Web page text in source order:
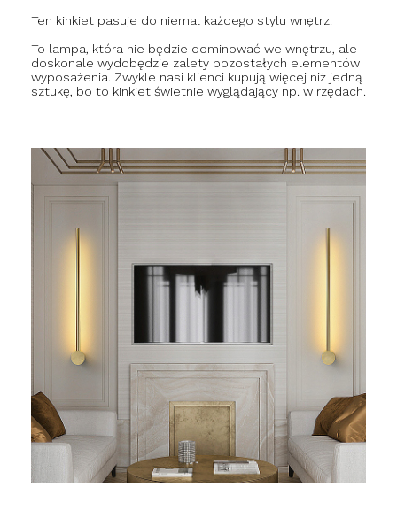
Ten kinkiet pasuje do niemal każdego stylu wnętrz.
To lampa, która nie będzie dominować we wnętrzu, ale
doskonale wydobędzie zalety pozostałych elementów
wyposażenia. Zwykle nasi klienci kupują więcej niż jedną
sztukę, bo to kinkiet świetnie wyglądający np. w rzędach.